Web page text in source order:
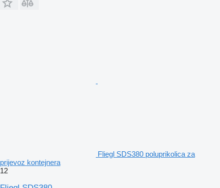
Fliegl SDS380 poluprikolica za
prijevoz kontejnera
12